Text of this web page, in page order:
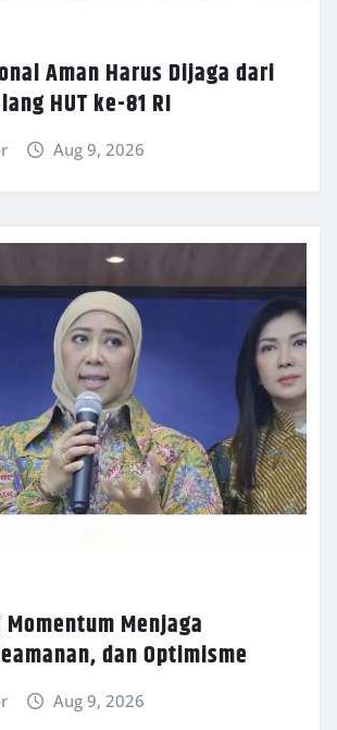
Aman Harus Dijaga dari
HUT ke-81 RI
Aug 9, 2026
Momentum Menjaga
dan Optimisme
Aug 9, 2026